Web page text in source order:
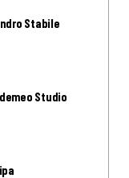
Stabile
Studio